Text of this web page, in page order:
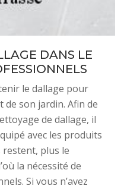
DANS LE
le dallage pour
son jardin. Afin de
de dallage, il
avec les produits
restent, plus le
la nécessité de
Si vous n’avez